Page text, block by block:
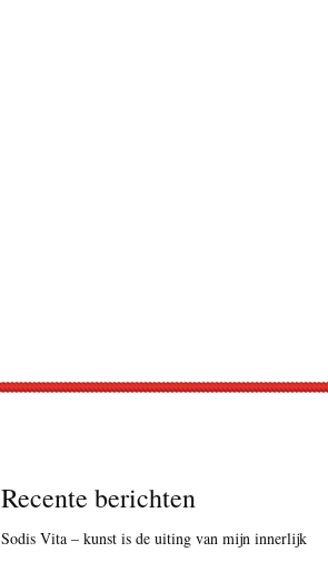
Recente berichten
Sodis Vita – kunst is de uiting van mijn innerlijk